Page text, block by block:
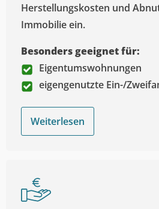
Herstellungskosten und
Immobilie ein.
Besonders geeignet für:
Eigentumswohnungen
eigengenutzte Ein-/
Weiterlesen